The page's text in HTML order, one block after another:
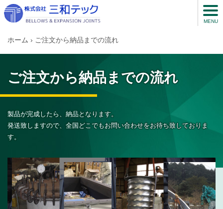
MENU
ホーム › ご注文から納品までの流れ
ご注文から納品までの流れ
製品が完成したら、納品となります。
発送致しますので、全国どこでもお問い合わせをお待ち致しておりま
す。